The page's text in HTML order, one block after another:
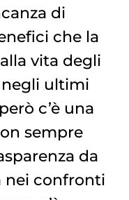
di
che la
vita degli
ultimi
c’è una
sempre
da
nei confronti